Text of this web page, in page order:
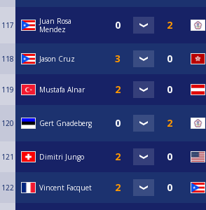
117
Juan Rosa
Mendez
118 Jason Cruz
119 Mustafa Alnar
120 Gert Gnadeberg
121 Dimitri Jungo
122 Vincent Facquet